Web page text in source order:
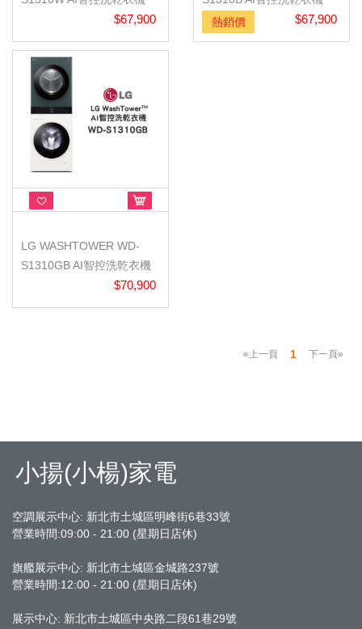
$67,900 $67,900
熱銷價
LG WASHTOWER WD-
S1310GB AI智控洗乾衣機
$70,900
«上一頁 1 下一頁»
小揚(小楊)家電
空調展示中心: 新北市土城區明峰街6巷33號
營業時間:09:00 - 21:00 (星期日店休)
旗艦展示中心: 新北市土城區金城路237號
營業時間:12:00 - 21:00 (星期日店休)
展示中心: 新北市土城區中央路二段61巷29號